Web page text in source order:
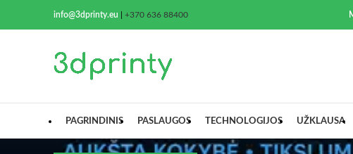
info@3dprinty.eu +370 636 88400
PAGRINDINIS PASLAUGOS TECHNOLOGIJOS UŽKLAUSA